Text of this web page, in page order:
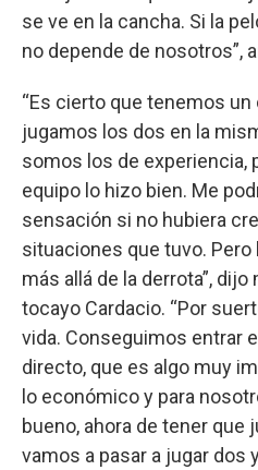
se ve en la cancha. Si la
no depende de nosotros”,
“Es cierto que tenemos
jugamos los dos en la
somos los de experiencia,
equipo lo hizo bien. Me
sensación si no hubiera
situaciones que tuvo.
más allá de la derrota”,
tocayo Cardacio. “Por
vida. Conseguimos entrar
directo, que es algo muy
lo económico y para
bueno, ahora de tener que
vamos a pasar a jugar